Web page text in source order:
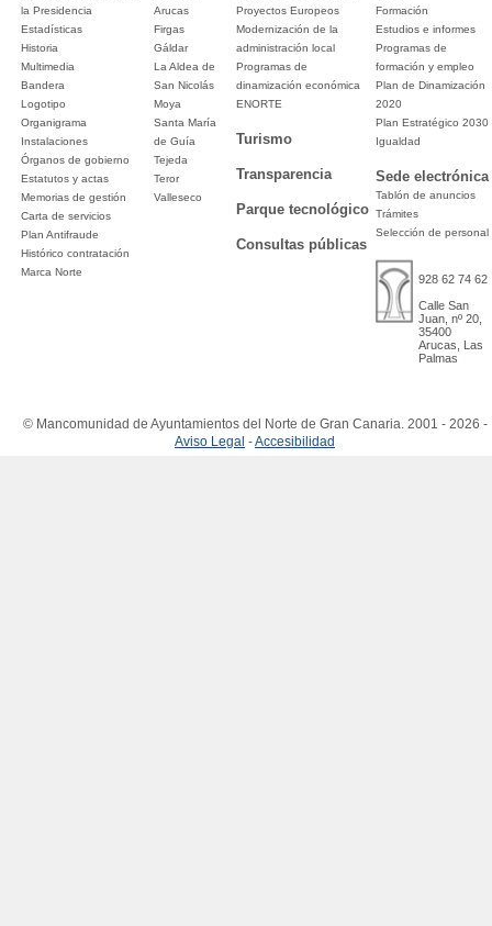
la Presidencia
Estadísticas
Historia
Multimedia
Bandera
Logotipo
Organigrama
Instalaciones
Órganos de gobierno
Estatutos y actas
Memorias de gestión
Carta de servicios
Plan Antifraude
Histórico contratación
Marca Norte
Arucas
Firgas
Gáldar
La Aldea de
San Nicolás
Moya
Santa María
de Guía
Tejeda
Teror
Valleseco
Proyectos Europeos
Modernización de la
administración local
Programas de
dinamización económica
ENORTE
Turismo
Transparencia
Parque tecnológico
Consultas públicas
Formación
Estudios e informes
Programas de
formación y empleo
Plan de Dinamización
2020
Plan Estratégico 2030
Igualdad
Sede electrónica
Tablón de anuncios
Trámites
Selección de personal
928 62 74 62
Calle San
Juan, nº 20,
35400
Arucas, Las
Palmas
© Mancomunidad de Ayuntamientos del Norte de Gran Canaria. 2001 - 2026 -
Aviso Legal -Accesibilidad